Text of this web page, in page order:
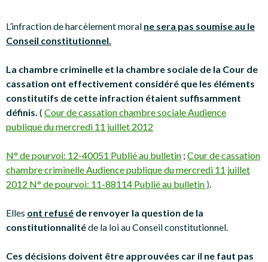
L’infraction de harcèlement moral ne sera pas soumise au le
Conseil constitutionnel.
La chambre criminelle et la chambre sociale de la Cour de
cassation ont effectivement considéré que les éléments
constitutifs de cette infraction étaient suffisamment
définis. ( Cour de cassation chambre sociale Audience
publique du mercredi 11 juillet 2012
N° de pourvoi: 12-40051 Publié au bulletin ; Cour de cassation
chambre criminelle Audience publique du mercredi 11 juillet
2012 N° de pourvoi: 11-88114 Publié au bulletin ).
Elles ont refusé de renvoyer la question de la
constitutionnalitéde la loi au Conseil constitutionnel.
Ces décisions doivent être approuvées car il ne faut pas